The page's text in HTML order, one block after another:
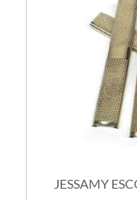
JESSAMY